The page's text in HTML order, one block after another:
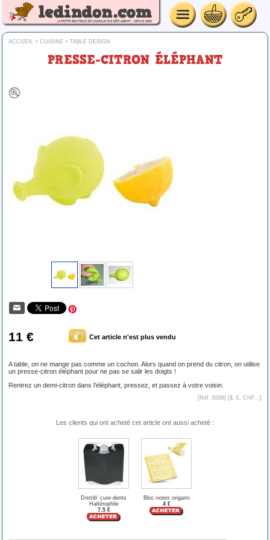
ACCUEIL > CUISINE > TABLE DESIGN
PRESSE-CITRON ÉLÉPHANT
11 € Cet article n'est plus vendu
A table, on ne mange pas comme un cochon. Alors quand on prend du citron, on utilise
un presse-citron éléphant pour ne pas se salir les doigts !
Rentrez un demi-citron dans l'éléphant, pressez, et passez à votre voisin.
[Réf. 8268] [$, £, CHF...]
Les clients qui ont acheté cet article ont aussi acheté :
Distrib' cure-dents
Haltérophile
7.5 €
Bloc-notes origami
4 €